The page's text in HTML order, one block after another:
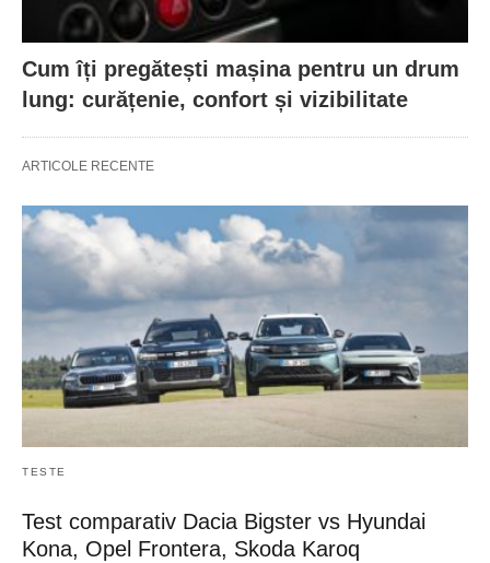
Cum îți pregătești mașina pentru un drum
lung: curățenie, confort și vizibilitate
ARTICOLE RECENTE
TESTE
Test comparativ Dacia Bigster vs Hyundai
Kona, Opel Frontera, Skoda Karoq